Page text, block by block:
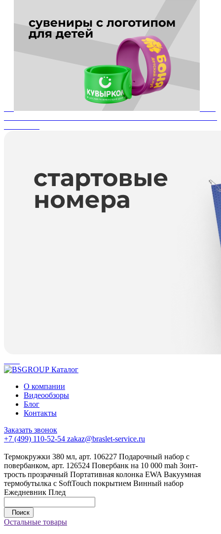
Каталог
О компании
Видеообзоры
Блог
Контакты
Заказать звонок
+7 (499) 110-52-54 zakaz@braslet-service.ru
Термокружки 380 мл, арт. 106227 Подарочный набор с
повербанком, арт. 126524 Повербанк на 10 000 mah Зонт-
трость прозрачный Портативная колонка EWA Вакуумная
термобутылка с SoftTouch покрытием Винный набор
Ежедневник Плед
Поиск
Остальные товары